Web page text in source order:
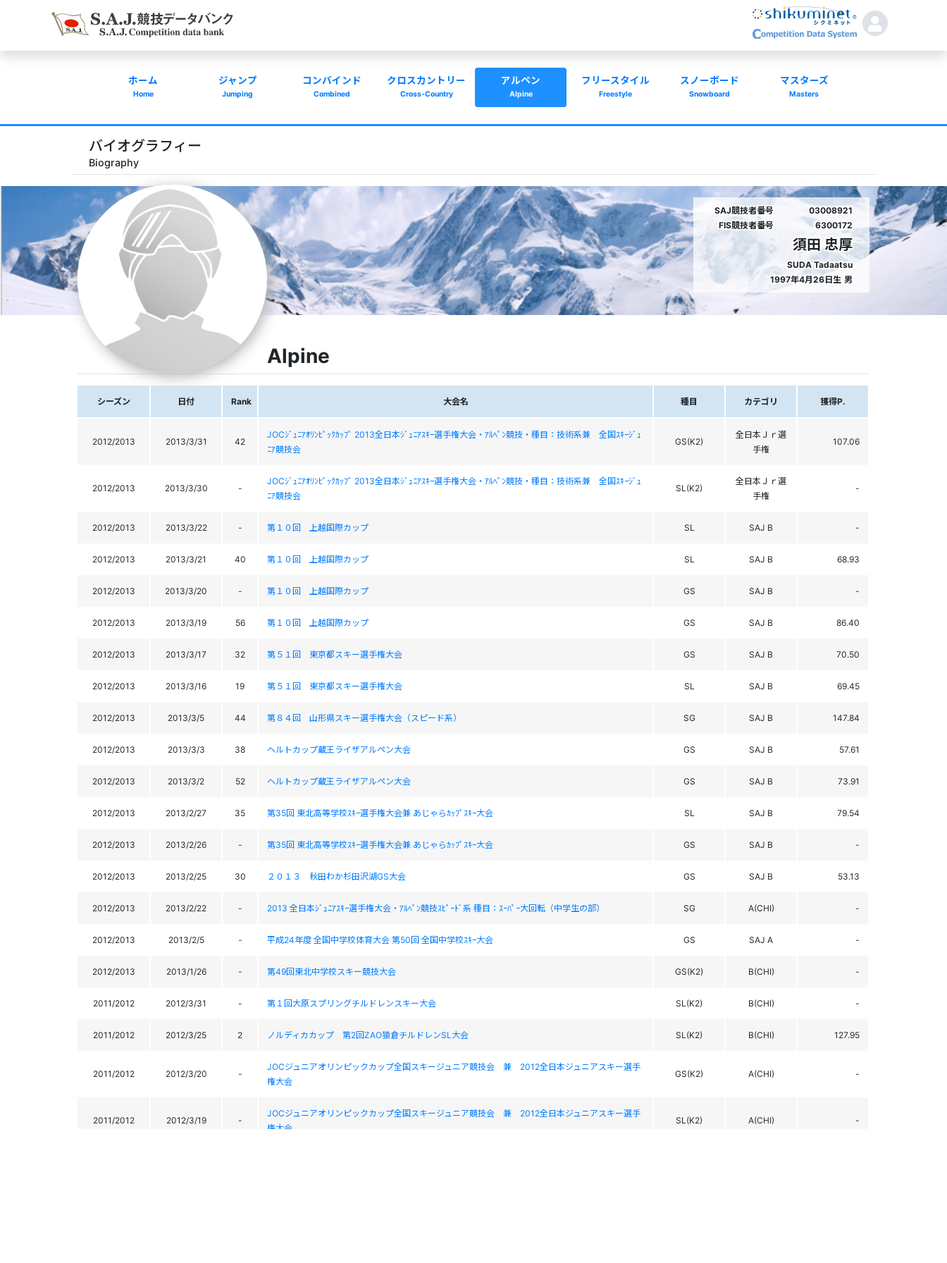
ホーム
Home
ジャンプ
Jumping
コンバインド
Combined
クロスカントリー
Cross-Country
アルペン
Alpine
フリースタイル
Freestyle
スノーボード
Snowboard
マスターズ
Masters
バイオグラフィー
Biography
SAJ競技者番号
03008921
FIS競技者番号
6300172
須田 忠厚
SUDA Tadaatsu
1997年4月26日生 男
Alpine
シーズン 日付 Rank 大会名 種目 カテゴリ 獲得P.
2012/2013 2013/3/31 42
JOCｼﾞｭﾆｱｵﾘﾝﾋﾟｯｸｶｯﾌﾟ 2013全日本ｼﾞｭﾆｱｽｷｰ選手権大会・ｱﾙﾍﾟﾝ競技・種目：技術系兼 全国ｽｷｰｼﾞｭ
ﾆｱ競技会
GS(K2)
全日本Ｊｒ選
手権
107.06
2012/2013 2013/3/30 -
JOCｼﾞｭﾆｱｵﾘﾝﾋﾟｯｸｶｯﾌﾟ 2013全日本ｼﾞｭﾆｱｽｷｰ選手権大会・ｱﾙﾍﾟﾝ競技・種目：技術系兼 全国ｽｷｰｼﾞｭ
ﾆｱ競技会
SL(K2)
全日本Ｊｒ選
手権
-
2012/2013 2013/3/22 - 第１０回 上越国際カップ SL SAJ B -
2012/2013 2013/3/21 40 第１０回 上越国際カップ SL SAJ B 68.93
2012/2013 2013/3/20 - 第１０回 上越国際カップ GS SAJ B -
2012/2013 2013/3/19 56 第１０回 上越国際カップ GS SAJ B 86.40
2012/2013 2013/3/17 32 第５１回 東京都スキー選手権大会 GS SAJ B 70.50
2012/2013 2013/3/16 19 第５１回 東京都スキー選手権大会 SL SAJ B 69.45
2012/2013 2013/3/5 44 第８４回 山形県スキー選手権大会（スピード系） SG SAJ B 147.84
2012/2013 2013/3/3 38 ヘルトカップ蔵王ライザアルペン大会 GS SAJ B 57.61
2012/2013 2013/3/2 52 ヘルトカップ蔵王ライザアルペン大会 GS SAJ B 73.91
2012/2013 2013/2/27 35 第35回 東北高等学校ｽｷｰ選手権大会兼 あじゃらｶｯﾌﾟｽｷｰ大会 SL SAJ B 79.54
2012/2013 2013/2/26 - 第35回 東北高等学校ｽｷｰ選手権大会兼 あじゃらｶｯﾌﾟｽｷｰ大会 GS SAJ B -
2012/2013 2013/2/25 30 ２０１３ 秋田わか杉田沢湖GS大会 GS SAJ B 53.13
2012/2013 2013/2/22 - 2013 全日本ｼﾞｭﾆｱｽｷｰ選手権大会・ｱﾙﾍﾟﾝ競技ｽﾋﾟｰﾄﾞ系 種目：ｽｰﾊﾟｰ大回転（中学生の部） SG A(CHI) -
2012/2013 2013/2/5 - 平成24年度 全国中学校体育大会 第50回 全国中学校ｽｷｰ大会 GS SAJ A -
2012/2013 2013/1/26 - 第49回東北中学校スキー競技大会 GS(K2) B(CHI) -
2011/2012 2012/3/31 - 第１回大原スプリングチルドレンスキー大会 SL(K2) B(CHI) -
2011/2012 2012/3/25 2 ノルディカカップ 第2回ZAO猿倉チルドレンSL大会 SL(K2) B(CHI) 127.95
2011/2012 2012/3/20 -
JOCジュニアオリンピックカップ全国スキージュニア競技会 兼 2012全日本ジュニアスキー選手
権大会
GS(K2) A(CHI) -
2011/2012 2012/3/19 -
JOCジュニアオリンピックカップ全国スキージュニア競技会 兼 2012全日本ジュニアスキー選手
権大会
SL(K2) A(CHI) -